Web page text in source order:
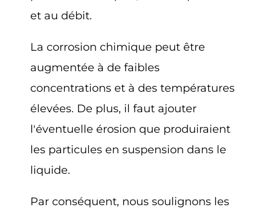
et au débit.
La corrosion chimique peut être
augmentée à de faibles
concentrations et à des températures
élevées. De plus, il faut ajouter
l'éventuelle érosion que produiraient
les particules en suspension dans le
liquide.
Par conséquent, nous soulignons les